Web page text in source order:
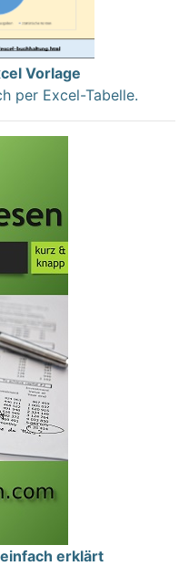
Vorlage
per Excel-Tabelle.
erklärt